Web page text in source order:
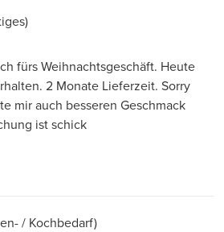
fürs Weihnachtsgeschäft. Heute
2 Monate Lieferzeit. Sorry
mir auch besseren Geschmack
ist schick
/ Kochbedarf)